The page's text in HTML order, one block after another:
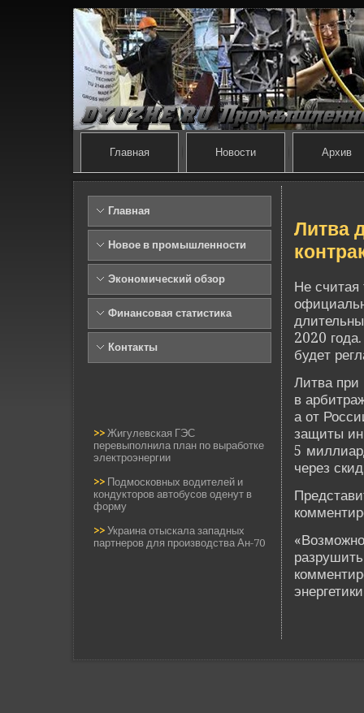
Главная Новости Архив
Главная
Новое в промышленности
Экономический обзор
Финансовая статистика
Контакты
>> Жигулевская ГЭС
перевыполнила план по выработке
электроэнергии
>> Подмосковных водителей и
кондукторов автобусов оденут в
форму
>> Украина отыскала западных
партнеров для производства Ан-70
Литва
Не считая
2020
буде­т
Литва при
в
а от
защиты
5
через